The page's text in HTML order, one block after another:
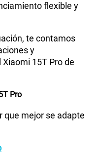
flexible y
te contamos
y
15T Pro de
Pro
que mejor se adapte